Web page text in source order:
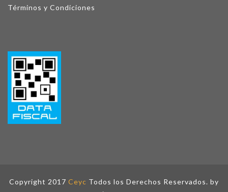
Términos y Condiciones
Copyright 2017 Ceyc Todos los Derechos Reservados. by